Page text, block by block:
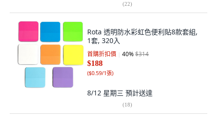
(22)
Rota 透明防水彩虹色便利貼8款套組,
1套, 320入
首購折扣價 40%$314
$188
($0.59/1張)
8/12 星期三 預計送達
(18)